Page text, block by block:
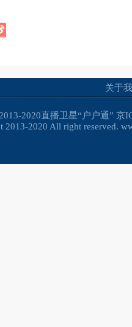
关于
2020直播卫星“户户通” 京
2013-2020 All right reserved.